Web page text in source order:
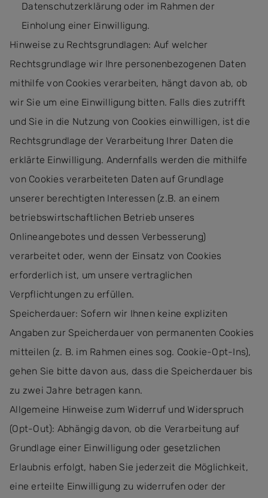
Datenschutzerklärung oder im Rahmen der
Einholung einer Einwilligung.
Hinweise zu Rechtsgrundlagen: Auf welcher
Rechtsgrundlage wir Ihre personenbezogenen Daten
mithilfe von Cookies verarbeiten, hängt davon ab, ob
wir Sie um eine Einwilligung bitten. Falls dies zutrifft
und Sie in die Nutzung von Cookies einwilligen, ist die
Rechtsgrundlage der Verarbeitung Ihrer Daten die
erklärte Einwilligung. Andernfalls werden die mithilfe
von Cookies verarbeiteten Daten auf Grundlage
unserer berechtigten Interessen (z.B. an einem
betriebswirtschaftlichen Betrieb unseres
Onlineangebotes und dessen Verbesserung)
verarbeitet oder, wenn der Einsatz von Cookies
erforderlich ist, um unsere vertraglichen
Verpflichtungen zu erfüllen.
Speicherdauer: Sofern wir Ihnen keine expliziten
Angaben zur Speicherdauer von permanenten Cookies
mitteilen (z. B. im Rahmen eines sog. Cookie-Opt-Ins),
gehen Sie bitte davon aus, dass die Speicherdauer bis
zu zwei Jahre betragen kann.
Allgemeine Hinweise zum Widerruf und Widerspruch
(Opt-Out): Abhängig davon, ob die Verarbeitung auf
Grundlage einer Einwilligung oder gesetzlichen
Erlaubnis erfolgt, haben Sie jederzeit die Möglichkeit,
eine erteilte Einwilligung zu widerrufen oder der